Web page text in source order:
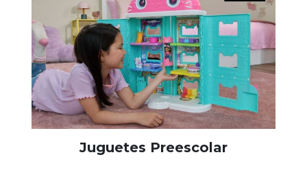
Juguetes Preescolar